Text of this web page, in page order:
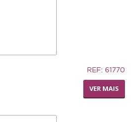
REF: 61770
VER MAIS